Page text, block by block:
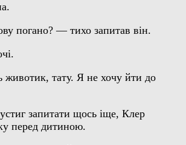
погано? — тихо запитав він.
тату. Я не хочу йти до
запитати щось іще, Клер
перед дитиною.